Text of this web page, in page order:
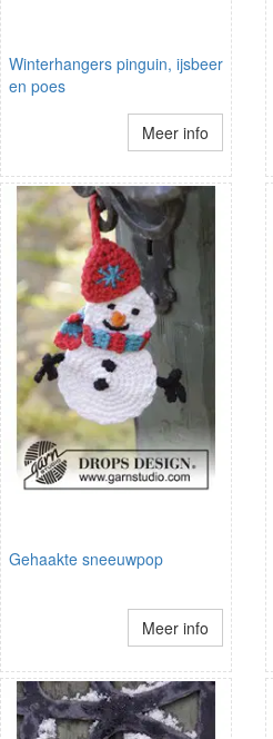
Winterhangers pinguin, ijsbeer
en poes
Meer info
Gehaakte sneeuwpop
Meer info